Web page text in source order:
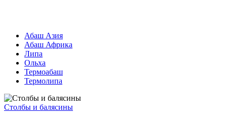
Абаш Азия
Абаш Африка
Липа
Ольха
Термоабаш
Термолипа
Столбы и балясины